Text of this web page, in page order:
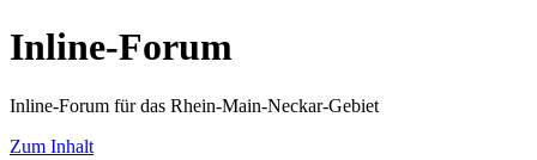
Inline-Forum
Inline-Forum für das Rhein-Main-Neckar-Gebiet
Zum Inhalt